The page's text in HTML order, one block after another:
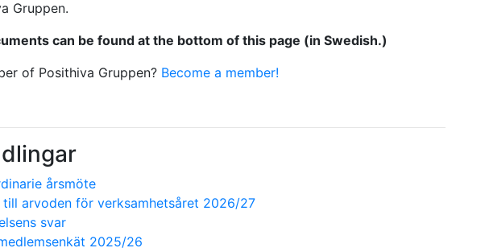
Gruppen.
can be found at the bottom of this page (in Swedish.)
of Posithiva Gruppen? Become a member!
årsmöte
till arvoden för verksamhetsåret 2026/27
svar
2025/26